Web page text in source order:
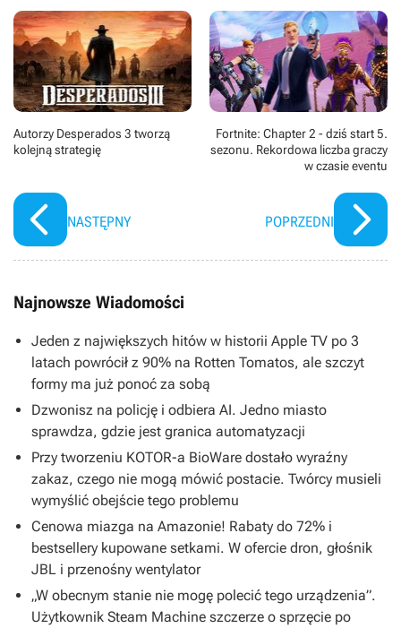
Autorzy Desperados 3 tworzą
kolejną strategię
NASTĘPNY
Fortnite: Chapter 2 - dziś start 5.
sezonu. Rekordowa liczba graczy
w czasie eventu
POPRZEDNI
Najnowsze Wiadomości
Jeden z największych hitów w historii Apple TV po 3
latach powrócił z 90% na Rotten Tomatos, ale szczyt
formy ma już ponoć za sobą
Dzwonisz na policję i odbiera AI. Jedno miasto
sprawdza, gdzie jest granica automatyzacji
Przy tworzeniu KOTOR-a BioWare dostało wyraźny
zakaz, czego nie mogą mówić postacie. Twórcy musieli
wymyślić obejście tego problemu
Cenowa miazga na Amazonie! Rabaty do 72% i
bestsellery kupowane setkami. W ofercie dron, głośnik
JBL i przenośny wentylator
„W obecnym stanie nie mogę polecić tego urządzenia”.
Użytkownik Steam Machine szczerze o sprzęcie po